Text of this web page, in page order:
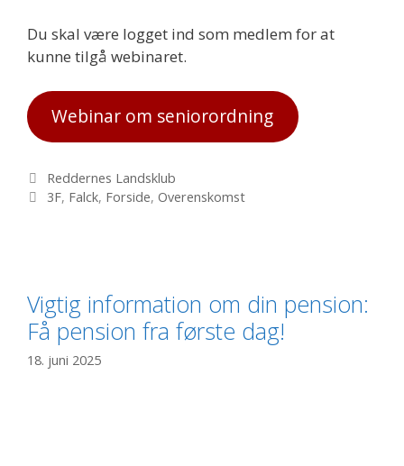
Du skal være logget ind som medlem for at
kunne tilgå webinaret.
Webinar om seniorordning
Kategorier
Reddernes Landsklub
Tags
3F, Falck, Forside, Overenskomst
Vigtig information om din pension:
Få pension fra første dag!
18. juni 2025